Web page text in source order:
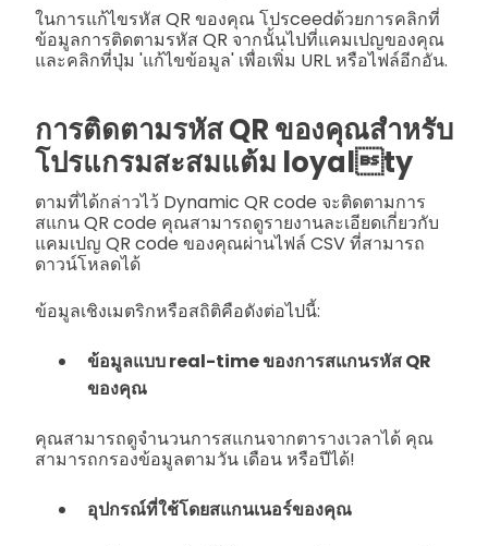
ในการแก้ไขรหัส QR ของคุณ โปรceedด้วยการคลิกที่
ข้อมูลการติดตามรหัส QR จากนั้นไปที่แคมเปญของคุณ
และคลิกที่ปุ่ม 'แก้ไขข้อมูล' เพื่อเพิ่ม URL หรือไฟล์อีกอัน.
การติดตามรหัส QR ของคุณสำหรับ
โปรแกรมสะสมแต้ม loyalty
ตามที่ได้กล่าวไว้ Dynamic QR code จะติดตามการ
สแกน QR code คุณสามารถดูรายงานละเอียดเกี่ยวกับ
แคมเปญ QR code ของคุณผ่านไฟล์ CSV ที่สามารถ
ดาวน์โหลดได้
ข้อมูลเชิงเมตริกหรือสถิติคือดังต่อไปนี้:
ข้อมูลแบบ real-time ของการสแกนรหัส QR
ของคุณ
คุณสามารถดูจำนวนการสแกนจากตารางเวลาได้ คุณ
สามารถกรองข้อมูลตามวัน เดือน หรือปีได้!
อุปกรณ์ที่ใช้โดยสแกนเนอร์ของคุณ